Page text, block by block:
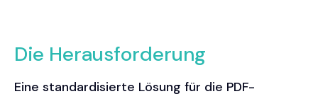
Die Herausforderung
Eine standardisierte Lösung für die PDF-